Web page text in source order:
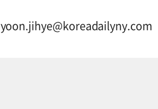
yoon.jihye@koreadailyny.com